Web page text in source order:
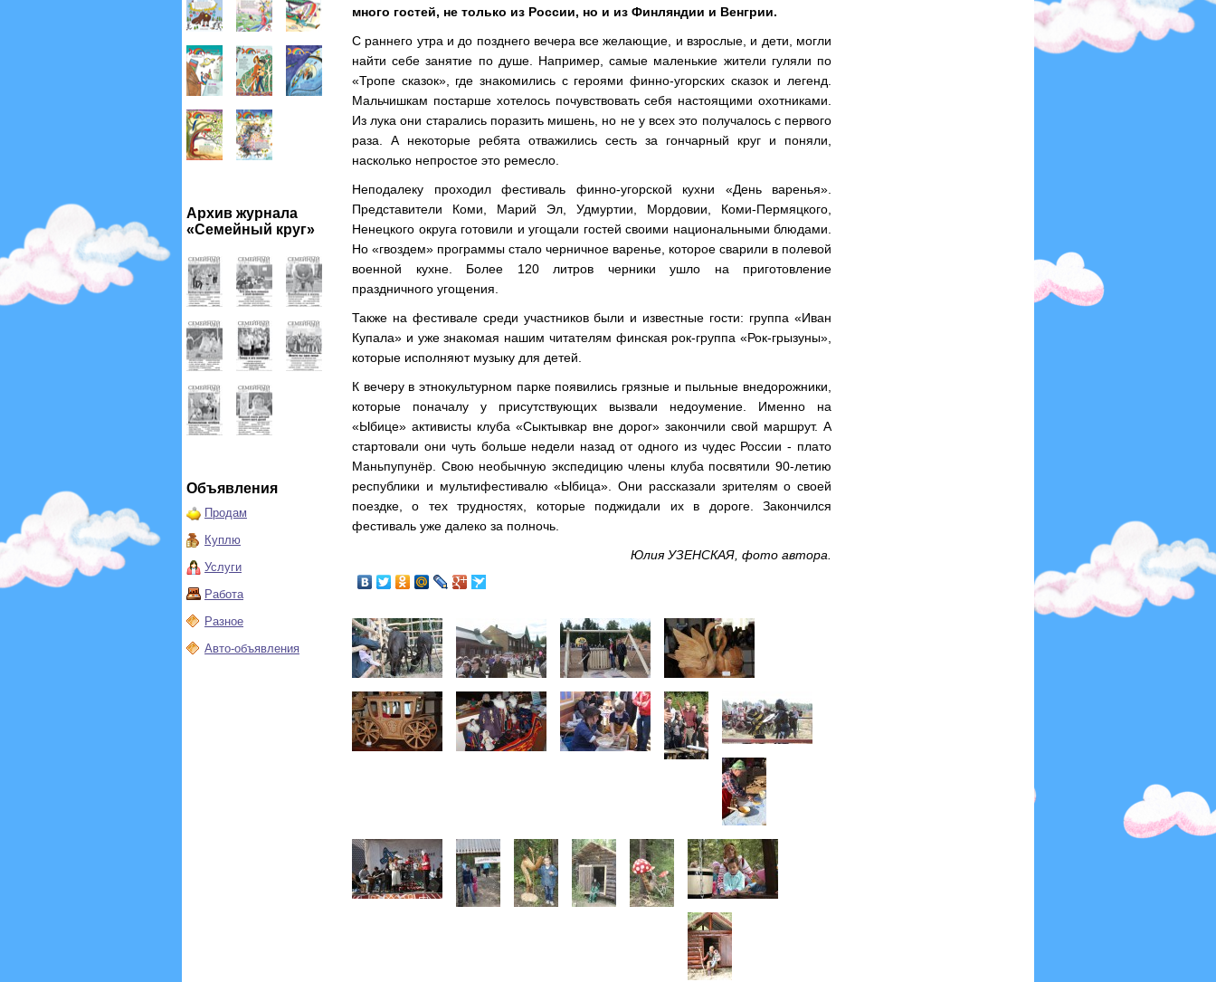
Архив журнала
«Семейный круг»
Объявления
Продам
Куплю
Услуги
Работа
Разное
Авто-объявления
много гостей, не только из России, но и из Финляндии и Венгрии.
С раннего утра и до позднего вечера все желающие, и взрослые, и дети, могли
найти себе занятие по душе. Например, самые маленькие жители гуляли по
«Тропе сказок», где знакомились с героями финно-угорских сказок и легенд.
Мальчишкам постарше хотелось почувствовать себя настоящими охотниками.
Из лука они старались поразить мишень, но не у всех это получалось с первого
раза. А некоторые ребята отважились сесть за гончарный круг и поняли,
насколько непростое это ремесло.
Неподалеку проходил фестиваль финно-угорской кухни «День варенья».
Представители Коми, Марий Эл, Удмуртии, Мордовии, Коми-Пермяцкого,
Ненецкого округа готовили и угощали гостей своими национальными блюдами.
Но «гвоздем» программы стало черничное варенье, которое сварили в полевой
военной кухне. Более 120 литров черники ушло на приготовление
праздничного угощения.
Также на фестивале среди участников были и известные гости: группа «Иван
Купала» и уже знакомая нашим читателям финская рок-группа «Рок-грызуны»,
которые исполняют музыку для детей.
К вечеру в этнокультурном парке появились грязные и пыльные внедорожники,
которые поначалу у присутствующих вызвали недоумение. Именно на
«Ыбице» активисты клуба «Сыктывкар вне дорог» закончили свой маршрут. А
стартовали они чуть больше недели назад от одного из чудес России - плато
Маньпупунёр. Свою необычную экспедицию члены клуба посвятили 90-летию
республики и мультифестивалю «Ыбица». Они рассказали зрителям о своей
поездке, о тех трудностях, которые поджидали их в дороге. Закончился
фестиваль уже далеко за полночь.
Юлия УЗЕНСКАЯ, фото автора.